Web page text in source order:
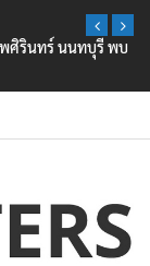
พศิรินทร์ นนทบุรี พบ